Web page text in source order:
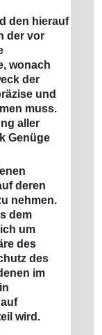
den hierauf
der vor
wonach
der
und
muss.
aller
Genüge
deren
nehmen.
dem
um
des
des
im
wird.